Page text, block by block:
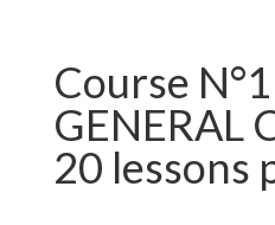
Course
GENERAL
20 lessons